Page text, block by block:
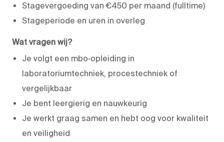
Stagevergoeding van €450 per maand (fulltime)
Stageperiode en uren in overleg
Wat vragen wij?
Je volgt een mbo‑opleiding in
laboratoriumtechniek, procestechniek of
vergelijkbaar
Je bent leergierig en nauwkeurig
Je werkt graag samen en hebt oog voor kwaliteit
en veiligheid